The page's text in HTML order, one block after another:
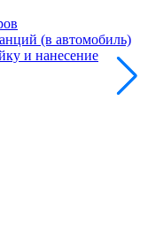
(в автомобиль)
и нанесение